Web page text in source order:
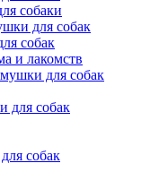
собаки
для собак
собак
и лакомств
для собак
для собак
собак